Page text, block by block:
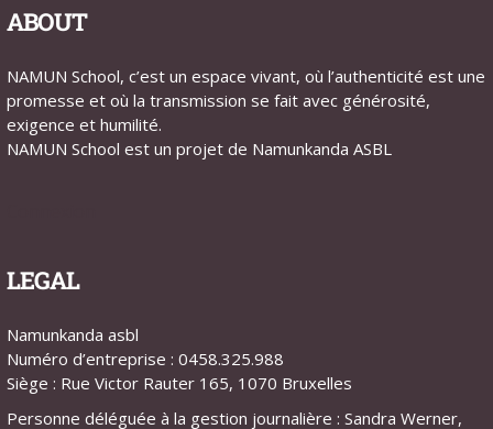
ABOUT
NAMUN School, c’est un espace vivant, où l’authenticité est une
promesse et où la transmission se fait avec générosité,
exigence et humilité.
NAMUN School est un projet de Namunkanda ASBL
LEGAL
Namunkanda asbl
Numéro d’entreprise : 0458.325.988
Siège : Rue Victor Rauter 165, 1070 Bruxelles
Personne déléguée à la gestion journalière : Sandra Werner,